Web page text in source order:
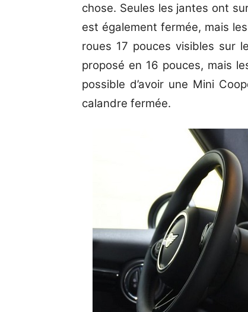
chose. Seules les jantes ont
est également fermée, mais
roues 17 pouces visibles sur
proposé en 16 pouces, mais
possible d’avoir une Mini
calandre fermée.